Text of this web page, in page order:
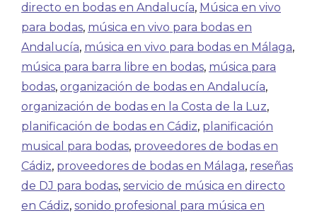
directo en bodas en Andalucía, Música en vivo
para bodas, música en vivo para bodas en
Andalucía, música en vivo para bodas en Málaga,
música para barra libre en bodas, música para
bodas, organización de bodas en Andalucía,
organización de bodas en la Costa de la Luz,
planificación de bodas en Cádiz, planificación
musical para bodas, proveedores de bodas en
Cádiz, proveedores de bodas en Málaga, reseñas
de DJ para bodas, servicio de música en directo
en Cádiz, sonido profesional para música en